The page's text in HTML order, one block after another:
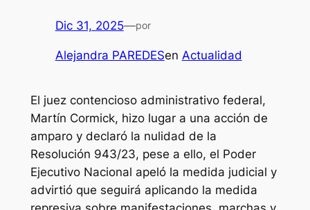
Dic 31, 2025—por
Alejandra PAREDESen Actualidad
El juez contencioso administrativo federal,
Martín Cormick, hizo lugar a una acción de
amparo y declaró la nulidad de la
Resolución 943/23, pese a ello, el Poder
Ejecutivo Nacional apeló la medida judicial y
advirtió que seguirá aplicando la medida